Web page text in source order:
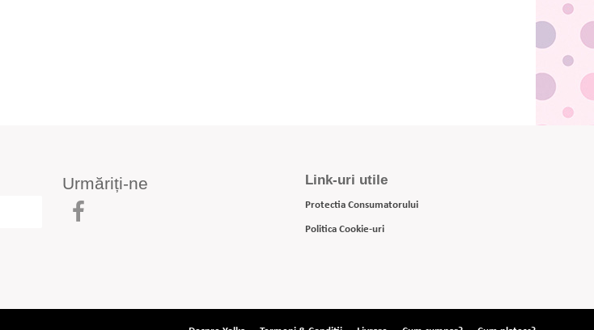
Urmăriți-ne Link-uri utile
Protectia Consumatorului
Politica Cookie-uri